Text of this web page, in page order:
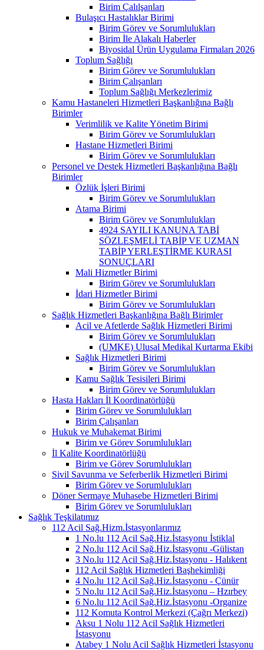
Birim Çalılşanları
Bulaşıcı Hastalıklar Birimi
Birim Görev ve Sorumlulukları
Birim İle Alakalı Haberler
Biyosidal Ürün Uygulama Firmaları 2026
Toplum Sağlığı
Birim Görev ve Sorumlulukları
Birim Çalışanları
Toplum Sağlığı Merkezlerimiz
Kamu Hastaneleri Hizmetleri Başkanlığına Bağlı
Birimler
Verimlilik ve Kalite Yönetim Birimi
Birim Görev ve Sorumlulukları
Hastane Hizmetleri Birimi
Birim Görev ve Sorumlulukları
Personel ve Destek Hizmetleri Başkanlığına Bağlı
Birimler
Özlük İşleri Birimi
Birim Görev ve Sorumlulukları
Atama Birimi
Birim Görev ve Sorumlulukları
4924 SAYILI KANUNA TABİ
SÖZLEŞMELİ TABİP VE UZMAN
TABİP YERLEŞTİRME KURASI
SONUÇLARI
Mali Hizmetler Birimi
Birim Görev ve Sorumlulukları
İdari Hizmetler Birimi
Birim Görev ve Sorumlulukları
Sağlık Hizmetleri Başkanlığına Bağlı Birimler
Acil ve Afetlerde Sağlık Hizmetleri Birimi
Birim Görev ve Sorumlulukları
(UMKE) Ulusal Medikal Kurtarma Ekibi
Sağlık Hizmetleri Birimi
Birim Görev ve Sorumlulukları
Kamu Sağlık Tesisileri Birimi
Birim Görev ve Sorumlulukları
Hasta Hakları İl Koordinatörlüğü
Birim Görev ve Sorumlulukları
Birim Çalışanları
Hukuk ve Muhakemat Birimi
Birim ve Görev Sorumlulukları
İl Kalite Koordinatörlüğü
Birim ve Görev Sorumlulukları
Sivil Savunma ve Seferberlik Hizmetleri Birimi
Birim Görev ve Sorumlulukları
Döner Sermaye Muhasebe Hizmetleri Birimi
Birim Görev ve Sorumlulukları
Sağlık Teşkilatımız
112 Acil Sağ.Hizm.İstasyonlarımız
1 No.lu 112 Acil Sağ.Hiz.İstasyonu İstiklal
2 No.lu 112 Acil Sağ.Hiz.İstasyonu -Gülistan
3 No.lu 112 Acil Sağ.Hiz.İstasyonu - Halıkent
112 Acil Sağlık Hizmetleri Başhekimliği
4 No.lu 112 Acil Sağ.Hiz.İstasyonu - Çünür
5 No.lu 112 Acil Sağ.Hiz.İstasyonu – Hzırbey
6 No.lu 112 Acil Sağ.Hiz.İstasyonu -Organize
112 Komuta Kontrol Merkezi (Çağrı Merkezi)
Aksu 1 Nolu 112 Acil Sağlık Hizmetleri
İstasyonu
Atabey 1 Nolu Acil Sağlık Hizmetleri İstasyonu